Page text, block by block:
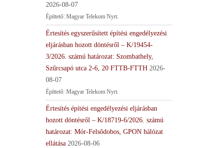
2026-08-07
Építtető: Magyar Telekom Nyrt.
Értesítés egyszerűsített építési engedélyezési
eljárásban hozott döntésről – K/19454-
3/2026. számú határozat: Szombathely,
Szűrcsapó utca 2-6, 20 FTTB-FTTH 2026-
08-07
Építtető: Magyar Telekom Nyrt.
Értesítés építési engedélyezési eljárásban
hozott döntésről – K/18719-6/2026. számú
határozat: Mór-Felsődobos, GPON hálózat
ellátása 2026-08-06